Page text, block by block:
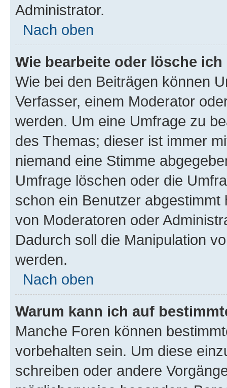
Administrator.
Nach oben
Wie bearbeite oder lösche
Wie bei den Beiträgen können
Verfasser, einem Moderator
werden. Um eine Umfrage zu
des Themas; dieser ist immer
niemand eine Stimme
Umfrage löschen oder die
schon ein Benutzer
von Moderatoren oder
Dadurch soll die Manipulation
werden.
Nach oben
Warum kann ich auf
Manche Foren können
vorbehalten sein. Um diese
schreiben oder andere